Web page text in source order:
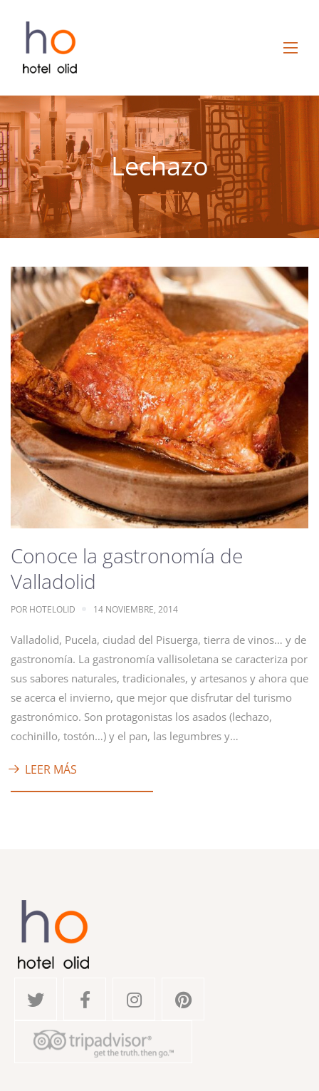
Lechazo
Conoce la gastronomía de
Valladolid
POR HOTELOLID 14 NOVIEMBRE, 2014
Valladolid, Pucela, ciudad del Pisuerga, tierra de vinos… y de
gastronomía. La gastronomía vallisoletana se caracteriza por
sus sabores naturales, tradicionales, y artesanos y ahora que
se acerca el invierno, que mejor que disfrutar del turismo
gastronómico. Son protagonistas los asados (lechazo,
cochinillo, tostón…) y el pan, las legumbres y…
LEER MÁS